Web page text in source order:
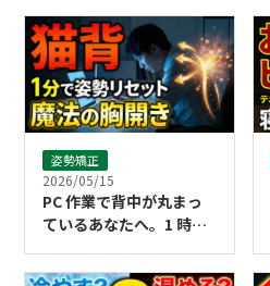
い寝返りストレッチ
姿勢矯正
2026/05/15
PC 作業で背中が丸まっ
ているあなたへ。1 時間
される「胸開き」の魔法